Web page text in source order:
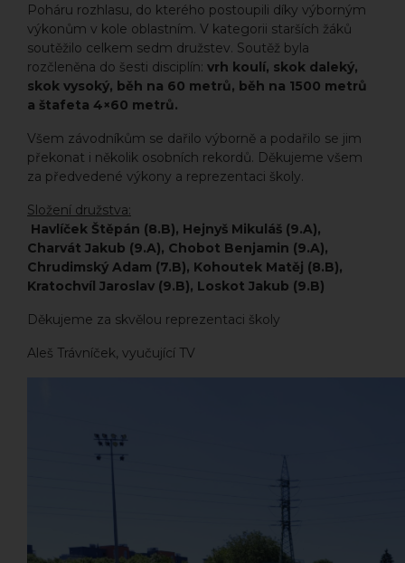
Poháru rozhlasu, do kterého postoupili díky výborným
výkonům v kole oblastním. V kategorii starších žáků
soutěžilo celkem sedm družstev. Soutěž byla
rozčleněna do šesti disciplín: vrh koulí, skok daleký,
skok vysoký, běh na 60 metrů, běh na 1500 metrů
a štafeta 4×60 metrů.
Všem závodníkům se dařilo výborně a podařilo se jim
překonat i několik osobních rekordů. Děkujeme všem
za předvedené výkony a reprezentaci školy.
Složení družstva:
Havlíček Štěpán (8.B), Hejnyš Mikuláš (9.A),
Charvát Jakub (9.A), Chobot Benjamin (9.A),
Chrudimský Adam (7.B), Kohoutek Matěj (8.B),
Kratochvíl Jaroslav (9.B), Loskot Jakub (9.B)
Děkujeme za skvělou reprezentaci školy
Aleš Trávníček, vyučující TV